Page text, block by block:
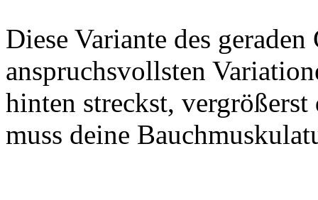
Diese Variante des
anspruchsvollsten
hinten streckst,
muss deine